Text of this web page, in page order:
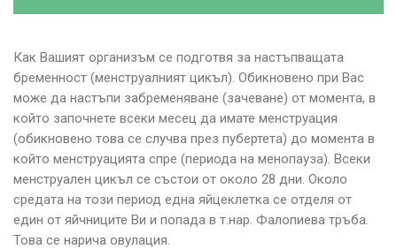
Как Вашият организъм се подготвя за настъпващата
бременност (менструалният цикъл). Обикновено при Вас
може да настъпи забременяване (зачеване) от момента, в
който започнете всеки месец да имате менструация
(обикновено това се случва през пубертета) до момента в
който менструацията спре (периода на менопауза). Всеки
менструален цикъл се състои от около 28 дни. Около
средата на този период една яйцеклетка се отделя от
един от яйчниците Ви и попада в т.нар. Фалопиева тръба.
Това се нарича овулация.